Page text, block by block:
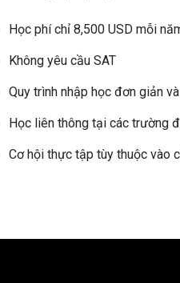
Học phí chỉ 8,500 USD mỗi
Không yêu cầu SAT
Quy trình nhập học đơn giản
Học liên thông tại các trường
Cơ hội thực tập tùy thuộc vào